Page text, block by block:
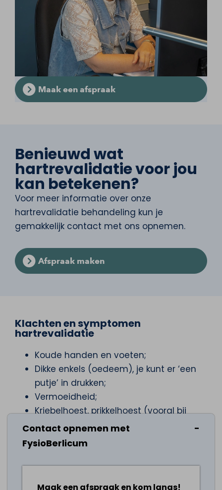
Maak een afspraak
Benieuwd wat
hartrevalidatie voor jou
kan betekenen?
Voor meer informatie over onze
hartrevalidatie behandeling kun je
gemakkelijk contact met ons opnemen.
Afspraak maken
Klachten en symptomen
hartrevalidatie
Koude handen en voeten;
Dikke enkels (oedeem), je kunt er ‘een
putje’ in drukken;
Vermoeidheid;
Kriebelhoest, prikkelhoest (vooral bij
platliggen);
Kortademigheid en benauwdheid bij
Kortademigheid en benauwdheid bij
Contact opnemen met
FysioBerlicum
Maak een afspraak en kom langs!